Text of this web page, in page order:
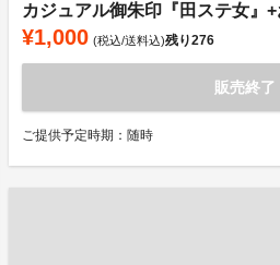
カジュアル御朱印『田ステ女』
¥1,000 (税込/送料込)残り276
販売終了
ご提供予定時期：随時